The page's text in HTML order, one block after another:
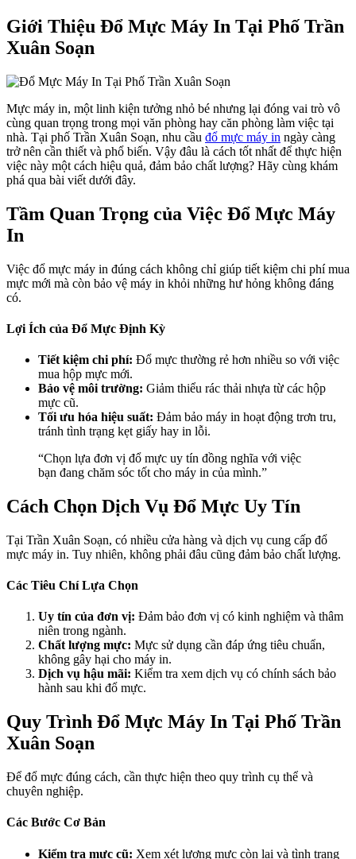
Giới Thiệu Đổ Mực Máy In Tại Phố Trần
Xuân Soạn
Mực máy in, một linh kiện tưởng nhỏ bé nhưng lại đóng vai trò vô
cùng quan trọng trong mọi văn phòng hay căn phòng làm việc tại
nhà. Tại phố Trần Xuân Soạn, nhu cầu đổ mực máy in ngày càng
trở nên cần thiết và phổ biến. Vậy đâu là cách tốt nhất để thực hiện
việc này một cách hiệu quả, đảm bảo chất lượng? Hãy cùng khám
phá qua bài viết dưới đây.
Tầm Quan Trọng của Việc Đổ Mực Máy
In
Việc đổ mực máy in đúng cách không chỉ giúp tiết kiệm chi phí mua
mực mới mà còn bảo vệ máy in khỏi những hư hỏng không đáng
có.
Lợi Ích của Đổ Mực Định Kỳ
Tiết kiệm chi phí: Đổ mực thường rẻ hơn nhiều so với việc
mua hộp mực mới.
Bảo vệ môi trường: Giảm thiểu rác thải nhựa từ các hộp
mực cũ.
Tối ưu hóa hiệu suất: Đảm bảo máy in hoạt động trơn tru,
tránh tình trạng kẹt giấy hay in lỗi.
“Chọn lựa đơn vị đổ mực uy tín đồng nghĩa với việc
bạn đang chăm sóc tốt cho máy in của mình.”
Cách Chọn Dịch Vụ Đổ Mực Uy Tín
Tại Trần Xuân Soạn, có nhiều cửa hàng và dịch vụ cung cấp đổ
mực máy in. Tuy nhiên, không phải đâu cũng đảm bảo chất lượng.
Các Tiêu Chí Lựa Chọn
Uy tín của đơn vị: Đảm bảo đơn vị có kinh nghiệm và thâm
niên trong ngành.
Chất lượng mực: Mực sử dụng cần đáp ứng tiêu chuẩn,
không gây hại cho máy in.
Dịch vụ hậu mãi: Kiểm tra xem dịch vụ có chính sách bảo
hành sau khi đổ mực.
Quy Trình Đổ Mực Máy In Tại Phố Trần
Xuân Soạn
Để đổ mực đúng cách, cần thực hiện theo quy trình cụ thể và
chuyên nghiệp.
Các Bước Cơ Bản
Kiểm tra mực cũ: Xem xét lượng mực còn lại và tình trạng